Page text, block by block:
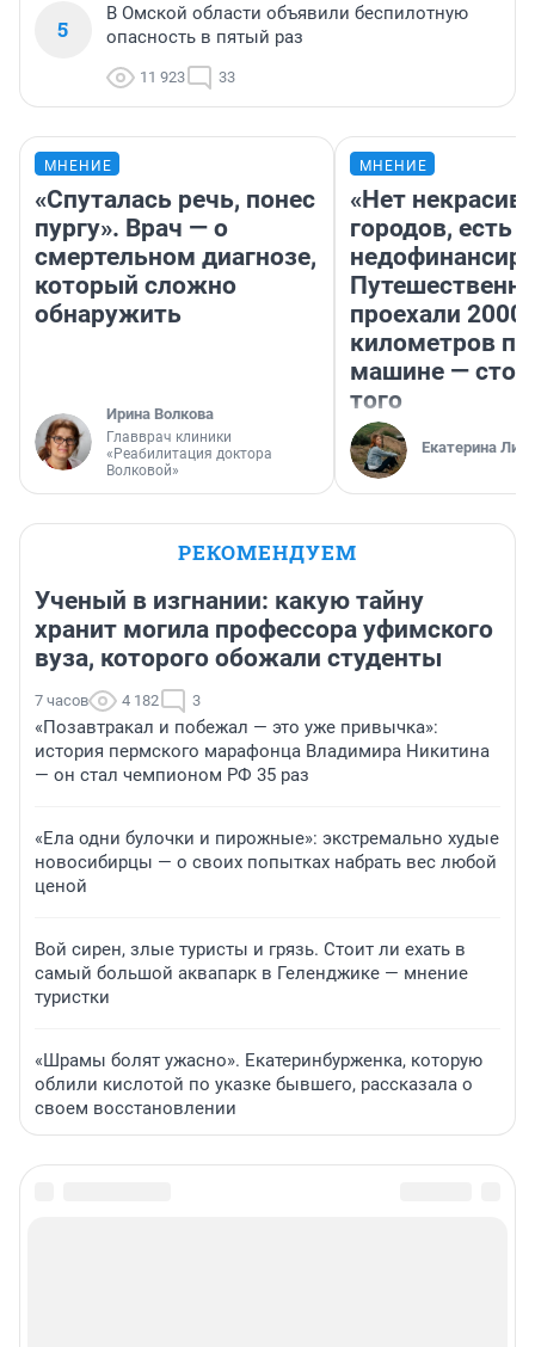
5
В Омской области объявили беспилотную
опасность в пятый раз
11 923 33
МНЕНИЕ
«Спуталась речь, понес
пургу». Врач — о
смертельном диагнозе,
который сложно
обнаружить
Ирина Волкова
Главврач клиники
«Реабилитация доктора
Волковой»
МНЕНИЕ
«Нет
городов, есть
проехали 2000
километров по
машине —
того
Екатерина
РЕКОМЕНДУЕМ
Ученый в изгнании: какую тайну
хранит могила профессора уфимского
вуза, которого обожали студенты
7 часов 4 182 3
«Позавтракал и побежал — это уже привычка»:
история пермского марафонца Владимира Никитина
— он стал чемпионом РФ 35 раз
«Ела одни булочки и пирожные»: экстремально худые
новосибирцы — о своих попытках набрать вес любой
ценой
Вой сирен, злые туристы и грязь. Стоит ли ехать в
самый большой аквапарк в Геленджике — мнение
туристки
«Шрамы болят ужасно». Екатеринбурженка, которую
облили кислотой по указке бывшего, рассказала о
своем восстановлении